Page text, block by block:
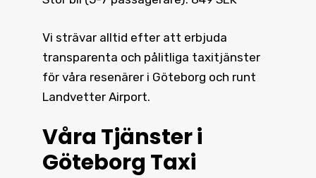
Vi strävar alltid efter att erbjuda
transparenta och pålitliga taxitjänster
för våra resenärer i Göteborg och runt
Landvetter Airport.
Våra Tjänster i
Göteborg Taxi